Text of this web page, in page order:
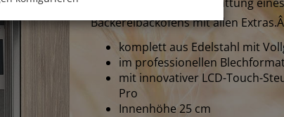
Bäckereibackofens mit allen Extras.Â
komplett aus Edelstahl mit
im professionellen
mit innovativer LCD-Touch-
Pro
Innenhöhe 25 cm